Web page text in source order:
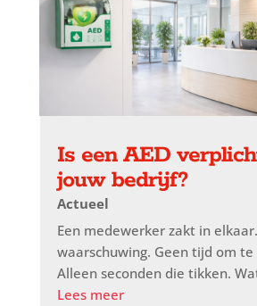
Is een AED
jouw bedrijf?
Actueel
Een medewerker zakt in
waarschuwing. Geen tijd om te
Alleen seconden die tikken.
Lees meer